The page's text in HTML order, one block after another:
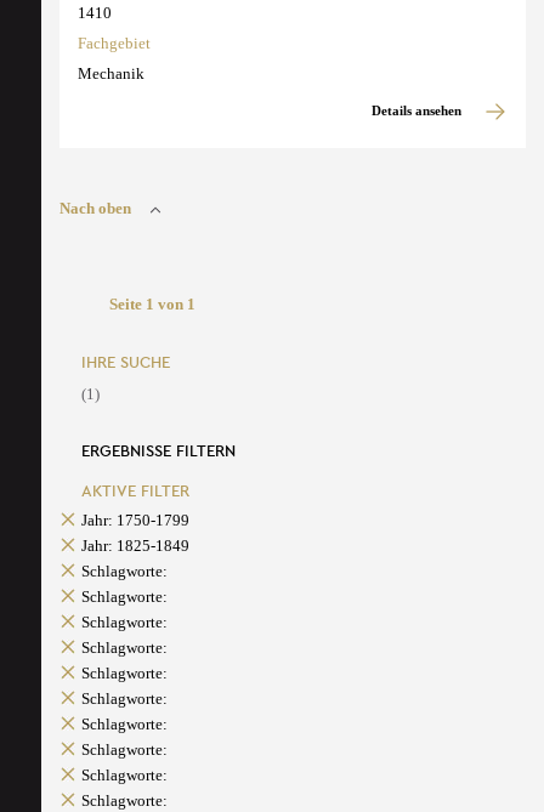
1410
Fachgebiet
Mechanik
Details ansehen
Nach oben
Seite 1 von 1
IHRE SUCHE
(1)
ERGEBNISSE FILTERN
AKTIVE FILTER
Jahr: 1750-1799
Jahr: 1825-1849
Schlagworte:
Schlagworte:
Schlagworte:
Schlagworte:
Schlagworte:
Schlagworte:
Schlagworte:
Schlagworte:
Schlagworte:
Schlagworte: